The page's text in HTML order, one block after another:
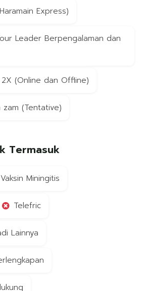
Express)
Leader Berpengalaman dan
(Online dan Offline)
zam (Tentative)
Termasuk
Vaksin Miningitis
Telefric
Lainnya